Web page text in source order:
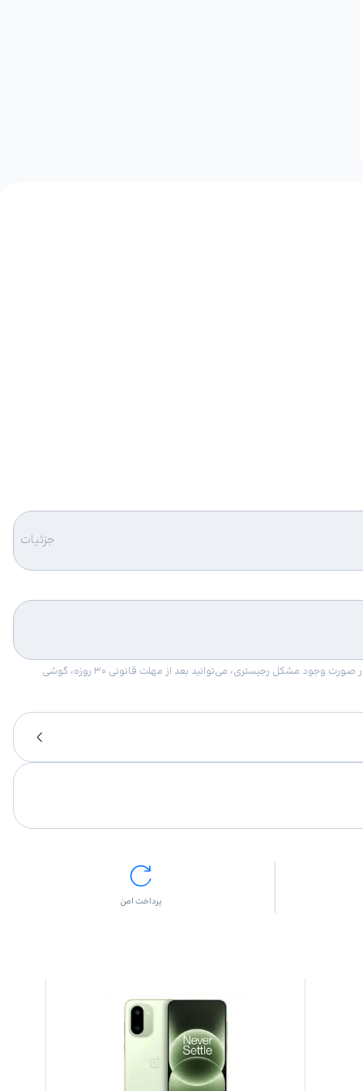
جزئیات
امکان برگشت کالا در گروه موبایل با دلیل “انصراف از خرید“ تنها در صورتی مورد قبول است که پلمب کالا باز نشده باشد. تمام گوشی‌های جی‌اس‌ام ضمانت رجیستری دارند. در صورت وجود مشکل رجیستری، می‌توانید بعد از مهلت قانونی ۳۰ روزه، گوشی
پرداخت امن